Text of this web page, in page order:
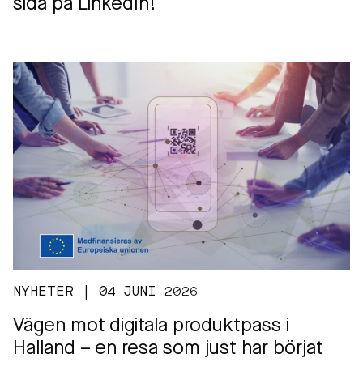
sida på LinkedIn!
NYHETER | 04 JUNI 2026
Vägen mot digitala produktpass i
Halland – en resa som just har börjat